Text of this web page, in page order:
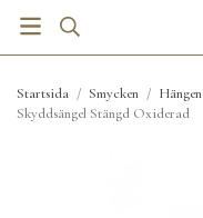
Startsida / Smycken / Hängen
Skyddsängel Stängd Oxiderad